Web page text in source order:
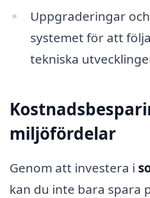
Uppgraderingar
systemet för att
tekniska
miljöfördelar
Genom att investera i
kan du inte bara spara